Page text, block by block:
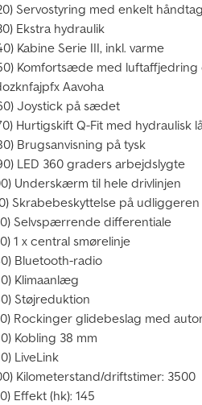
Servostyring med enkelt
Ekstra hydraulik
Kabine Serie III, inkl. varme
Komfortsæde med luftaffjedring
Aavoha
Joystick på sædet
Hurtigskift Q-Fit med hydraulisk
Brugsanvisning på tysk
LED 360 graders arbejdslygte
Underskærm til hele drivlinjen
Skrabebeskyttelse på udliggeren
Selvspærrende differentiale
1 x central smørelinje
Bluetooth-radio
Klimaanlæg
Støjreduktion
Rockinger glidebeslag med
Kobling 38 mm
LiveLink
Kilometerstand/driftstimer: 3500
Effekt (hk): 145